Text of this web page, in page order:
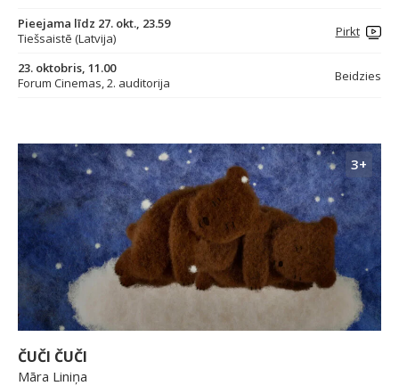
Pieejama līdz 27. okt., 23.59
Tiešsaistē (Latvija)
Pirkt
23. oktobris, 11.00
Forum Cinemas, 2. auditorija
Beidzies
3+
ČUČI ČUČI
Māra Liniņa